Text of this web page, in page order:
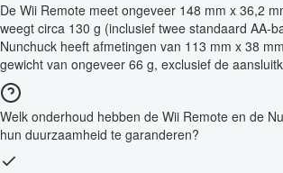
De Wii Remote meet ongeveer 148 mm x 36,2
weegt circa 130 g (inclusief twee standaard AA-
Nunchuck heeft afmetingen van 113 mm x 38
gewicht van ongeveer 66 g, exclusief de
Welk onderhoud hebben de Wii Remote en de
hun duurzaamheid te garanderen?